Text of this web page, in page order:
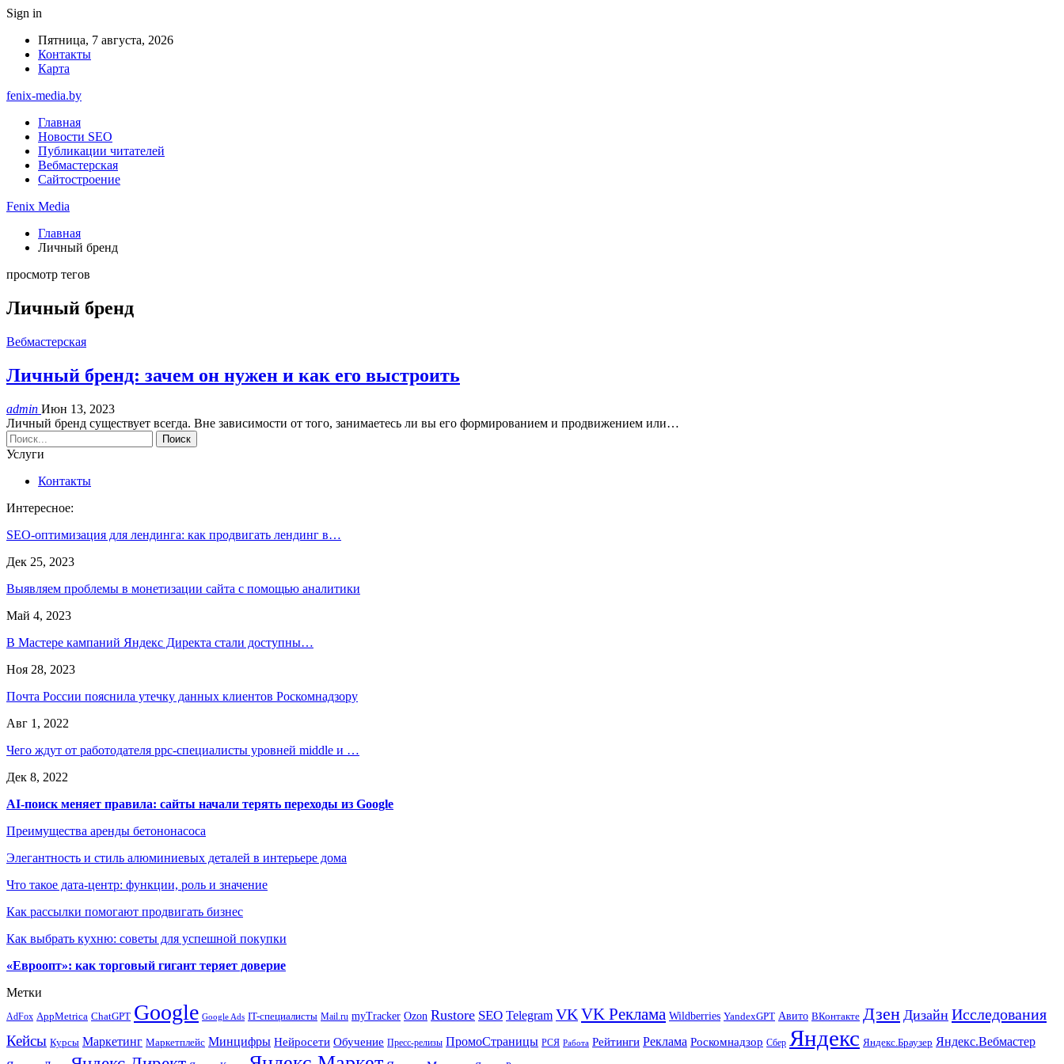
Sign in
Пятница, 7 августа, 2026
Контакты
Карта
fenix-media.by
Главная
Новости SEO
Публикации читателей
Вебмастерская
Сайтостроение
Fenix Media
Главная
Личный бренд
просмотр тегов
Личный бренд
Вебмастерская
Личный бренд: зачем он нужен и как его выстроить
admin Июн 13, 2023
Личный бренд существует всегда. Вне зависимости от того, занимаетесь ли вы его формированием и продвижением или…
Услуги
Контакты
Интересное:
SEO-оптимизация для лендинга: как продвигать лендинг в…
Дек 25, 2023
Выявляем проблемы в монетизации сайта с помощью аналитики
Май 4, 2023
В Мастере кампаний Яндекс Директа стали доступны…
Ноя 28, 2023
Почта России пояснила утечку данных клиентов Роскомнадзору
Авг 1, 2022
Чего ждут от работодателя ppc-специалисты уровней middle и …
Дек 8, 2022
AI-поиск меняет правила: сайты начали терять переходы из Google
Преимущества аренды бетононасоса
Элегантность и стиль алюминиевых деталей в интерьере дома
Что такое дата-центр: функции, роль и значение
Как рассылки помогают продвигать бизнес
Как выбрать кухню: советы для успешной покупки
«Евроопт»: как торговый гигант теряет доверие
Метки
AdFox AppMetrica ChatGPT Google Google Ads IT-специалисты Mail.ru myTracker Ozon Rustore SEO Telegram VKVK Реклама Wildberries YandexGPT Авито ВКонтакте Дзен Дизайн Исследования
Кейсы Курсы Маркетинг Маркетплейс Минцифры Нейросети Обучение Пресс-релизы ПромоСтраницы РСЯ Работа Рейтинги Реклама Роскомнадзор Сбер Яндекс Яндекс.Браузер Яндекс.Вебмастер